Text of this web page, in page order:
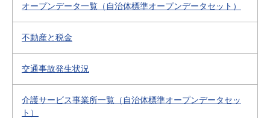
オープンデータ一覧（自治体標準オープンデータセット）
不動産と税金
交通事故発生状況
介護サービス事業所一覧（自治体標準オープンデータセッ
ト）